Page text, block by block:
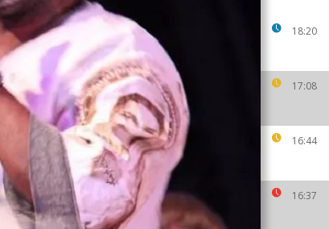
18:20
17:08
16:44
16:37